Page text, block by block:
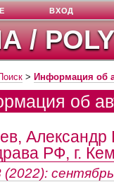
ВХОД
> Информация об
об
РФ, г.
сентябрь